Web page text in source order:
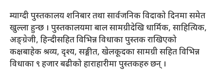
म्याग्दी पुस्तकालय शनिबार तथा सार्वजनिक विदाको दिनमा समेत
खुल्ला हुन्छ । पुस्तकालयमा बाल सामग्रीदेखि धार्मिक, साहित्यिक,
अङ्ग्रेजी, हिन्दीसहित विभिन्न विधाका पुस्तक राखिएको
कक्षबाहेक श्रव्य, दृश्य, सङ्गीत, खेलकूदका सामग्री सहित विभिन्न
विधाका ९ हजार बढीको हाराहारीमा पुस्तकहरु छन् ।